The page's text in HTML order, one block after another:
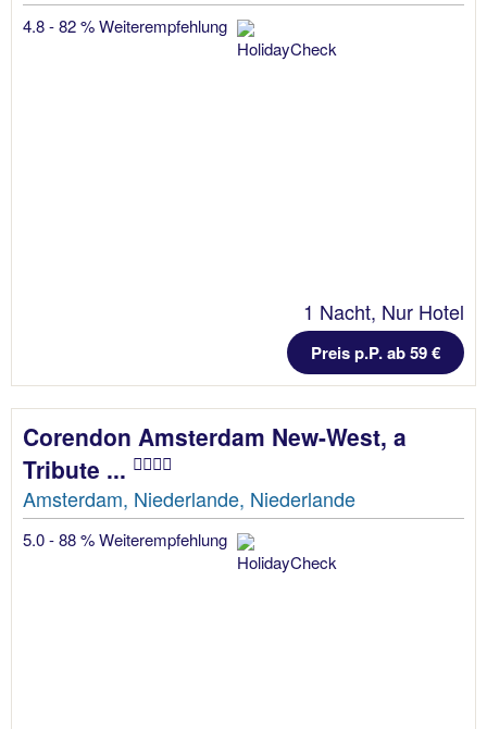
4.8 - 82 % Weiterempfehlung
1 Nacht, Nur Hotel
Preis p.P. ab 59 €
Corendon Amsterdam New-West, a
Tribute ...
Amsterdam, Niederlande, Niederlande
5.0 - 88 % Weiterempfehlung